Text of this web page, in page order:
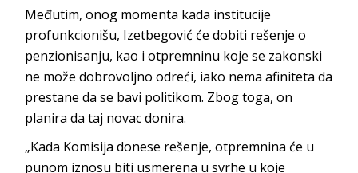
Međutim, onog momenta kada institucije
profunkcionišu, Izetbegović će dobiti rešenje o
penzionisanju, kao i otpremninu koje se zakonski
ne može dobrovoljno odreći, iako nema afiniteta da
prestane da se bavi politikom. Zbog toga, on
planira da taj novac donira.
„Kada Komisija donese rešenje, otpremnina će u
punom iznosu biti usmerena u svrhe u koje